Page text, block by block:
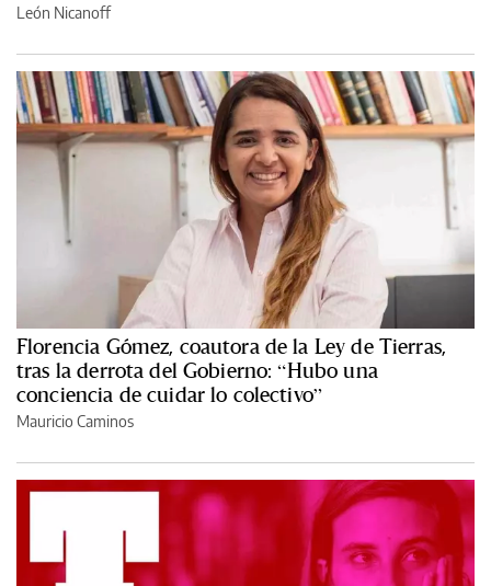
León Nicanoff
Florencia Gómez, coautora de la Ley de Tierras,
tras la derrota del Gobierno: “Hubo una
conciencia de cuidar lo colectivo”
Mauricio Caminos